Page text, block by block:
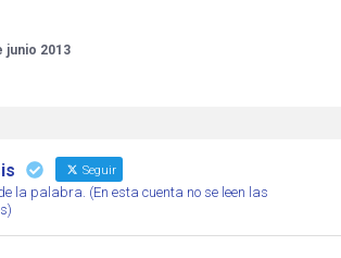
junio 2013
Seguir
la palabra. (En esta cuenta no se leen las